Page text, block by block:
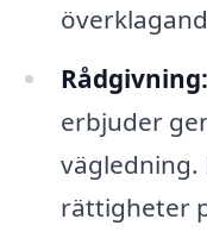
Rådgivning:
erbjuder
vägledning.
rättigheter